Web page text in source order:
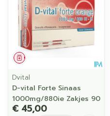
Geneesmiddel
Dvital
D-vital Forte Sinaas
1000mg/880ie Zakjes 90
€ 45,00